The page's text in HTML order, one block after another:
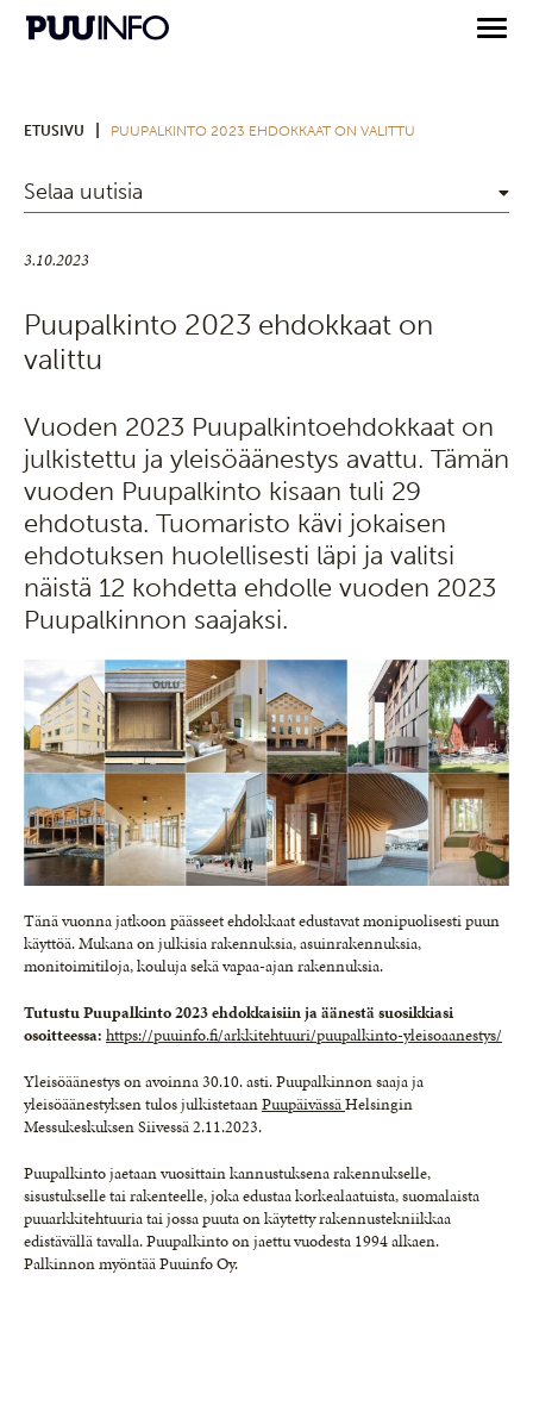
ETUSIVU PUUPALKINTO 2023 EHDOKKAAT ON VALITTU
Selaa uutisia
3.10.2023
Puupalkinto 2023 ehdokkaat on
valittu
Vuoden 2023 Puupalkintoehdokkaat on
julkistettu ja yleisöäänestys avattu. Tämän
vuoden Puupalkinto kisaan tuli 29
ehdotusta. Tuomaristo kävi jokaisen
ehdotuksen huolellisesti läpi ja valitsi
näistä 12 kohdetta ehdolle vuoden 2023
Puupalkinnon saajaksi.
Tänä vuonna jatkoon päässeet ehdokkaat edustavat monipuolisesti puun
käyttöä. Mukana on julkisia rakennuksia, asuinrakennuksia,
monitoimitiloja, kouluja sekä vapaa-ajan rakennuksia.
Tutustu Puupalkinto 2023 ehdokkaisiin ja äänestä suosikkiasi
osoitteessa: https://puuinfo.fi/arkkitehtuuri/puupalkinto-yleisoaanestys/
Yleisöäänestys on avoinna 30.10. asti. Puupalkinnon saaja ja
yleisöäänestyksen tulos julkistetaanPuupäivässäHelsingin
Messukeskuksen Siivessä 2.11.2023.
Puupalkinto jaetaan vuosittain kannustuksena rakennukselle,
sisustukselle tai rakenteelle, joka edustaa korkealaatuista, suomalaista
puuarkkitehtuuria tai jossa puuta on käytetty rakennustekniikkaa
edistävällä tavalla. Puupalkinto on jaettu vuodesta 1994 alkaen.
Palkinnon myöntää Puuinfo Oy.